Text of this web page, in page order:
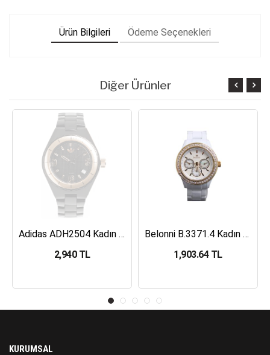
Ürün Bilgileri Ödeme Seçenekleri
Diğer Ürünler
Adidas ADH2504 Kadın Kol Saati
2,940 TL
Belonni B.3371.4 Kadın Kol Saati
1,903.64 TL
KURUMSAL